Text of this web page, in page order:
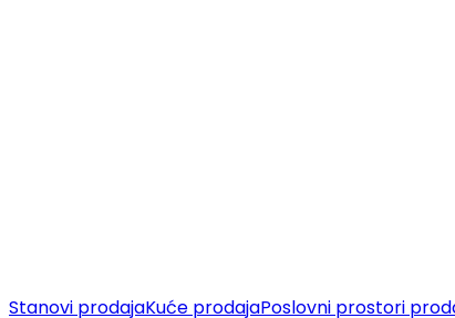
Stanovi prodajaKuće prodajaPoslovni prostori